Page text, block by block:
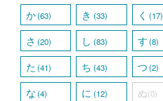
か(63) き (33) く (17)
さ (20) し (83) す (8)
た(41) ち (43) つ (2)
な(4) に (12) ぬ(0)